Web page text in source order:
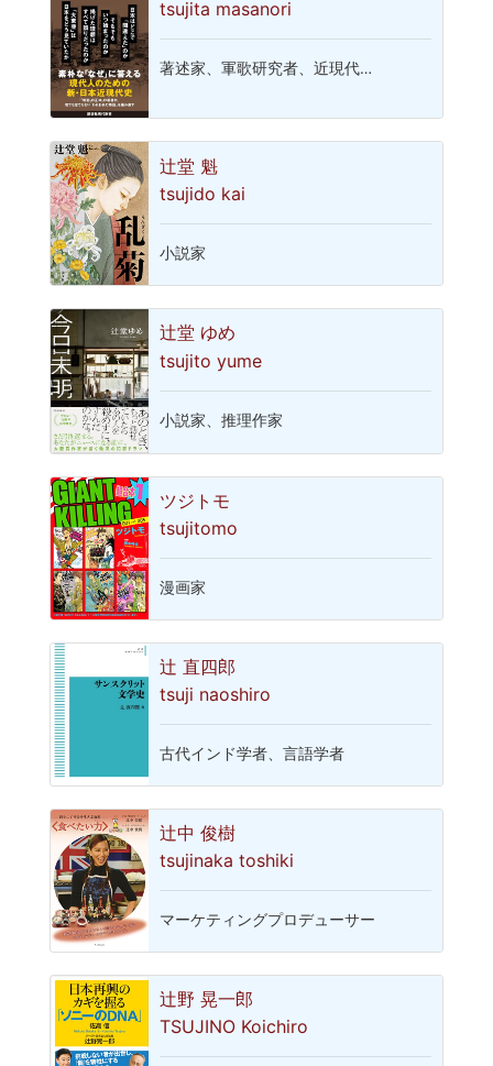
tsujita masanori
著述家、軍歌研究者、近現代…
辻堂 魁
tsujido kai
小説家
辻堂 ゆめ
tsujito yume
小説家、推理作家
ツジトモ
tsujitomo
漫画家
辻 直四郎
tsuji naoshiro
古代インド学者、言語学者
辻中 俊樹
tsujinaka toshiki
マーケティングプロデューサー
辻野 晃一郎
TSUJINO Koichiro